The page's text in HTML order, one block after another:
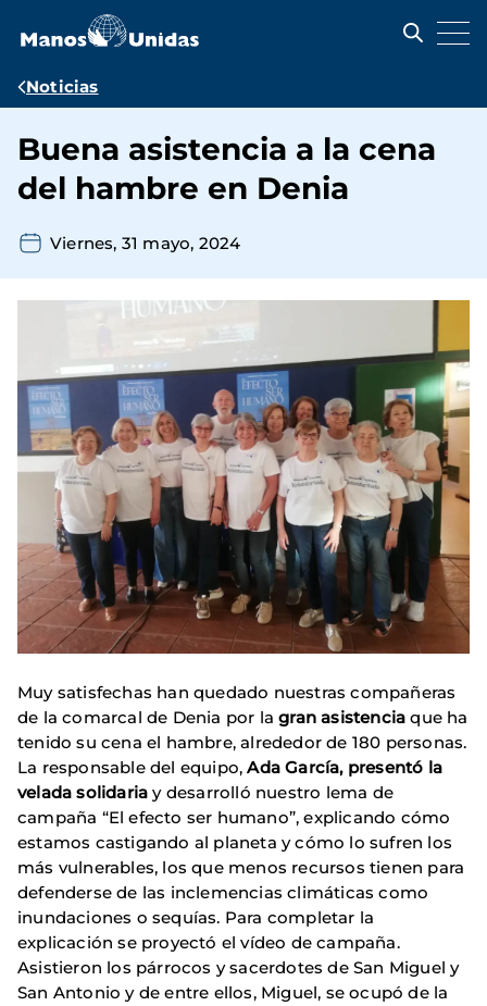
contenido
Ruta
navegación
Noticias
Buena asistencia a la cena
del hambre en Denia
Viernes, 31 mayo, 2024
Muy satisfechas han quedado nuestras compañeras
de la comarcal de Denia por lagran asistencia que ha
tenido su cena el hambre, alrededor de 180 personas.
La responsable del equipo,Ada García, presentó la
velada solidariay desarrolló nuestro lema de
campaña “El efecto ser humano”, explicando cómo
estamos castigando al planeta y cómo lo sufren los
más vulnerables, los que menos recursos tienen para
defenderse de las inclemencias climáticas como
inundaciones o sequías. Para completar la
explicación se proyectó el vídeo de campaña.
Asistieron los párrocos y sacerdotes de San Miguel y
San Antonio y de entre ellos, Miguel, se ocupó de la